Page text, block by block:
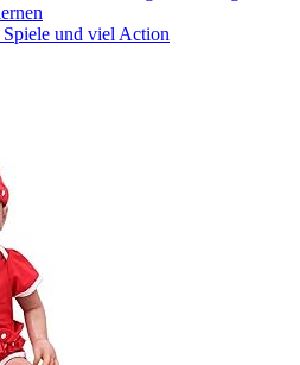
und viel Action